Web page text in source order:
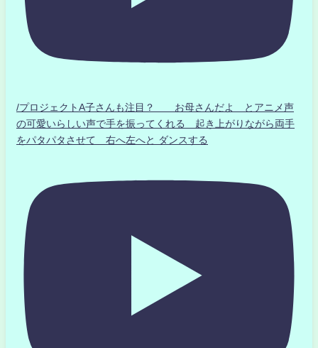
/プロジェクトA子さんも注目？ お母さんだよ とアニメ声
の可愛いらしい声で手を振ってくれる 起き上がりながら両手
をパタパタさせて 右へ左へと ダンスする